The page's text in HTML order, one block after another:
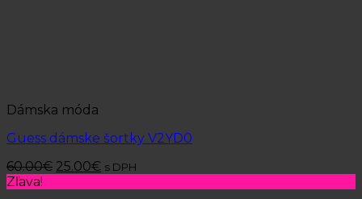
Dámska móda
Guess dámske šortky V2YD0
60.00€ 25.00€ s DPH
Zľava!